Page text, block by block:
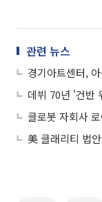
관련 뉴스